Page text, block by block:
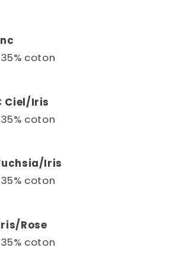
coton
Ciel/Iris
coton
Iris
coton
Rose
coton